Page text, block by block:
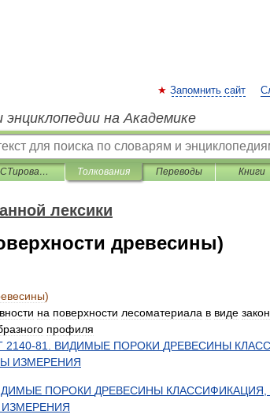
Запомнить сайт
энциклопедии на Академике
Словарь ГОСТированной лексики Толкования Переводы Книги
лексики
древесины)
)
на поверхности лесоматериала в виде
профиля
2140-81 ВИДИМЫЕ ПОРОКИ ДРЕВЕСИНЫ
ИЗМЕРЕНИЯ
ПОРОКИ ДРЕВЕСИНЫ КЛАССИФИКАЦИЯ
ИЗМЕРЕНИЯ